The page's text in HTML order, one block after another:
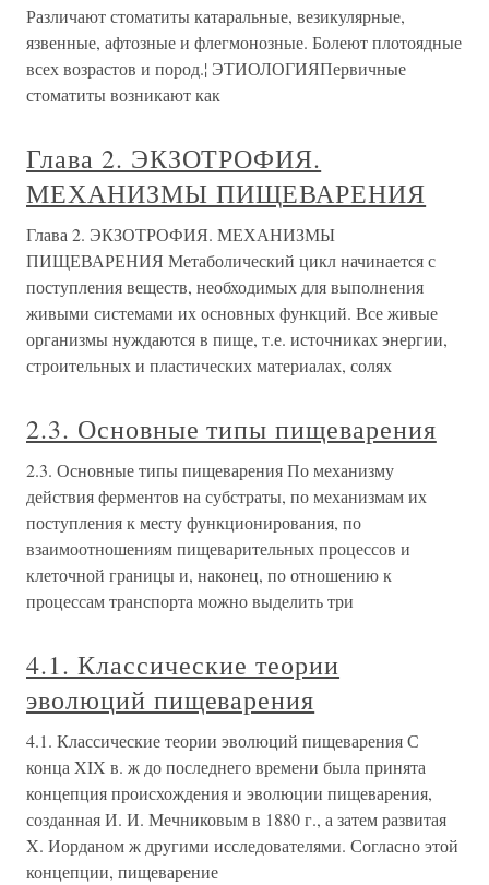
Различают стоматиты катаральные, везикулярные,
язвенные, афтозные и флегмонозные. Болеют плотоядные
всех возрастов и пород.¦ ЭТИОЛОГИЯПервичные
стоматиты возникают как
Глава 2. ЭКЗОТРОФИЯ.
МЕХАНИЗМЫ ПИЩЕВАРЕНИЯ
Глава 2. ЭКЗОТРОФИЯ. МЕХАНИЗМЫ
ПИЩЕВАРЕНИЯ Метаболический цикл начинается с
поступления веществ, необходимых для выполнения
живыми системами их основных функций. Все живые
организмы нуждаются в пище, т.е. источниках энергии,
строительных и пластических материалах, солях
2.3. Основные типы пищеварения
2.3. Основные типы пищеварения По механизму
действия ферментов на субстраты, по механизмам их
поступления к месту функционирования, по
взаимоотношениям пищеварительных процессов и
клеточной границы и, наконец, по отношению к
процессам транспорта можно выделить три
4.1. Классические теории
эволюций пищеварения
4.1. Классические теории эволюций пищеварения С
конца XIX в. ж до последнего времени была принята
концепция происхождения и эволюции пищеварения,
созданная И. И. Мечниковым в 1880 г., а затем развитая
X. Иорданом ж другими исследователями. Согласно этой
концепции, пищеварение